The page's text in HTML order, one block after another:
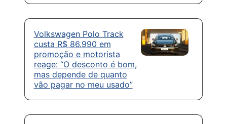
Volkswagen Polo Track
custa R$ 86.990 em
promoção e motorista
reage: “O desconto é bom,
mas depende de quanto
vão pagar no meu usado”